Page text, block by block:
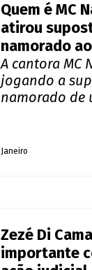
Quem é MC
atirou
namorado
A cantora MC
jogando a
namorado de
Janeiro
Zezé Di
importante